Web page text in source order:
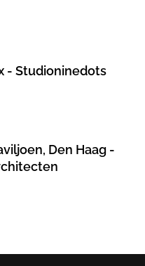
- Studioninedots
Den Haag -